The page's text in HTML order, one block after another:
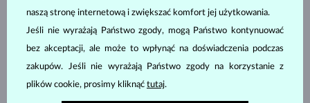
naszą stronę internetową i zwiększać komfort jej użytkowania.
Jeśli nie wyrażają Państwo zgody, mogą Państwo kontynuować
bez akceptacji, ale może to wpłynąć na doświadczenia podczas
zakupów. Jeśli nie wyrażają Państwo zgody na korzystanie z
plików cookie, prosimy kliknąć tutaj.